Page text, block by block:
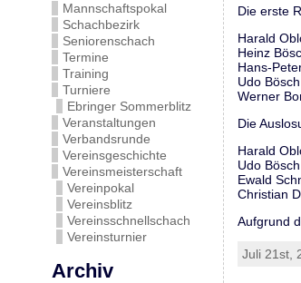
Mannschaftspokal
Schachbezirk
Seniorenschach
Termine
Training
Turniere
Ebringer Sommerblitz
Veranstaltungen
Verbandsrunde
Vereinsgeschichte
Vereinsmeisterschaft
Vereinpokal
Vereinsblitz
Vereinsschnellschach
Vereinsturnier
Archiv
Die erste
Harald
Heinz
Hans-
Udo
Werner
Die
Harald
Udo
Ewald
Christian
Aufgrund
Juli 21st,